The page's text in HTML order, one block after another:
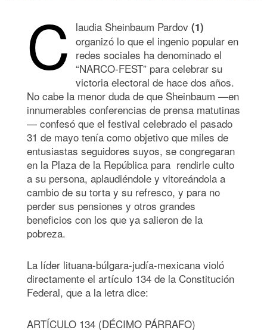
C laudia Sheinbaum Pardov (1)
organizó lo que el ingenio popular en
redes sociales ha denominado el
“NARCO-FEST” para celebrar su
victoria electoral de hace dos años.
No cabe la menor duda de que Sheinbaum —en
innumerables conferencias de prensa matutinas
— confesó que el festival celebrado el pasado
31 de mayo tenía como objetivo que miles de
entusiastas seguidores suyos, se congregaran
en la Plaza de la República para rendirle culto
a su persona, aplaudiéndole y vitoreándola a
cambio de su torta y su refresco, y para no
perder sus pensiones y otros grandes
beneficios con los que ya salieron de la
pobreza.
La líder lituana-búlgara-judía-mexicana violó
directamente el artículo 134 de la Constitución
Federal, que a la letra dice:
ARTÍCULO 134 (DÉCIMO PÁRRAFO)